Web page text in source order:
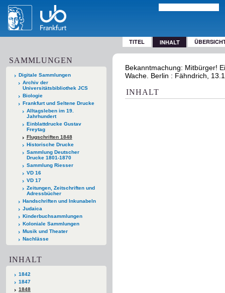
TITEL INHALT
SAMMLUNGEN
Digitale Sammlungen
Archiv der
Universitätsbibliothek JCS
Biologie
Frankfurt und Seltene Drucke
Alltagsleben im 19.
Jahrhundert
Einblattdrucke Gustav
Freytag
Flugschriften 1848
Historische Drucke
Sammlung Deutscher
Drucke 1801-1870
Sammlung Riesser
VD 16
VD 17
Zeitungen, Zeitschriften und
Adressbücher
Handschriften und Inkunabeln
Judaica
Kinderbuchsammlungen
Koloniale Sammlungen
Musik und Theater
Nachlässe
INHALT
1842
1847
1848
Bekanntmachung: Mitbürger!
Wache. Berlin : Fähndrich,
INHALT